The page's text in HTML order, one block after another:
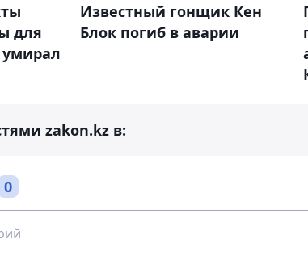
для
умирал
Известный гонщик Кен
Блок погиб в аварии
zakon.kz в:
0